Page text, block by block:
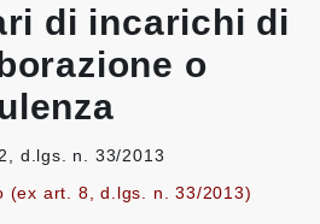
di incarichi di
o
d.lgs. n. 33/2013
(ex art. 8, d.lgs. n. 33/2013)